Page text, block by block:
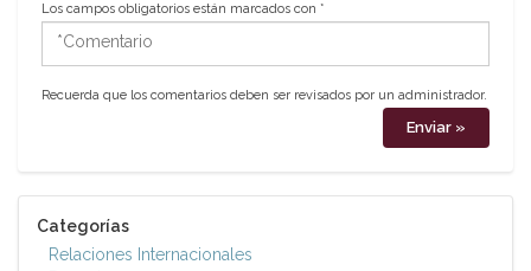
Los campos obligatorios están marcados con *
*Comentario
Recuerda que los comentarios deben ser revisados por un administrador.
Categorías
Relaciones Internacionales